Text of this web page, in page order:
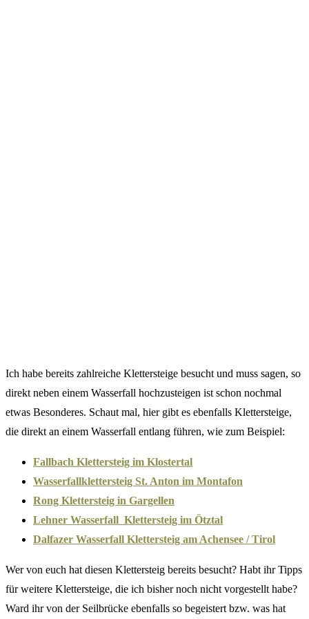
Ich habe bereits zahlreiche Klettersteige besucht und muss sagen, so
direkt neben einem Wasserfall hochzusteigen ist schon nochmal
etwas Besonderes. Schaut mal, hier gibt es ebenfalls Klettersteige,
die direkt an einem Wasserfall entlang führen, wie zum Beispiel:
Fallbach Klettersteig im Klostertal
Wasserfallklettersteig St. Anton im Montafon
Rong Klettersteig in Gargellen
Lehner Wasserfall Klettersteig im Ötztal
Dalfazer Wasserfall Klettersteig am Achensee / Tirol
Wer von euch hat diesen Klettersteig bereits besucht? Habt ihr Tipps
für weitere Klettersteige, die ich bisher noch nicht vorgestellt habe?
Ward ihr von der Seilbrücke ebenfalls so begeistert bzw. was hat